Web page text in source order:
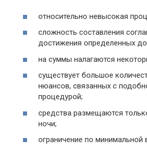
относительно невысокая
сложность составления
достижения определенных
на суммы налагаются
существует большое
нюансов, связанных с
процедурой;
средства размещаются
ночи;
ограничение по минимальной